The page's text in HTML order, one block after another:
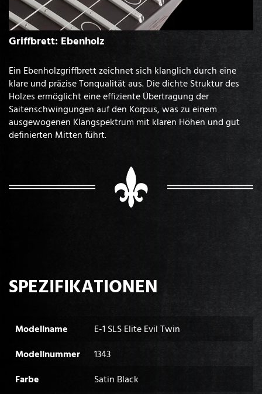
Griffbrett: Ebenholz
Ein Ebenholzgriffbrett zeichnet sich klanglich durch eine
klare und präzise Tonqualität aus. Die dichte Struktur des
Holzes ermöglicht eine effiziente Übertragung der
Saitenschwingungen auf den Korpus, was zu einem
ausgewogenen Klangspektrum mit klaren Höhen und gut
definierten Mitten führt.
SPEZIFIKATIONEN
Modellname
E-1 SLS Elite Evil Twin
Modellnummer
1343
Farbe
Satin Black